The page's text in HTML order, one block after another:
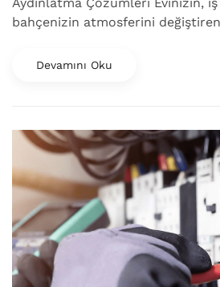
bahçenizin atmosferini
Devamını Oku